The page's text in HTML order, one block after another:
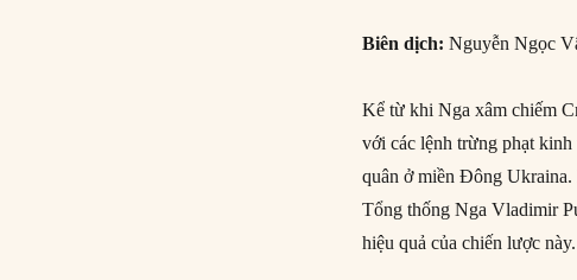
Biên dịch: Nguyễn Ngọc
Kể từ khi Nga xâm chiếm
với các lệnh trừng phạt
quân ở miền Đông Ukraina.
Tổng thống Nga Vladimir
hiệu quả của chiến lược này.